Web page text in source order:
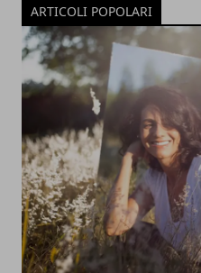
ARTICOLI POPOLARI